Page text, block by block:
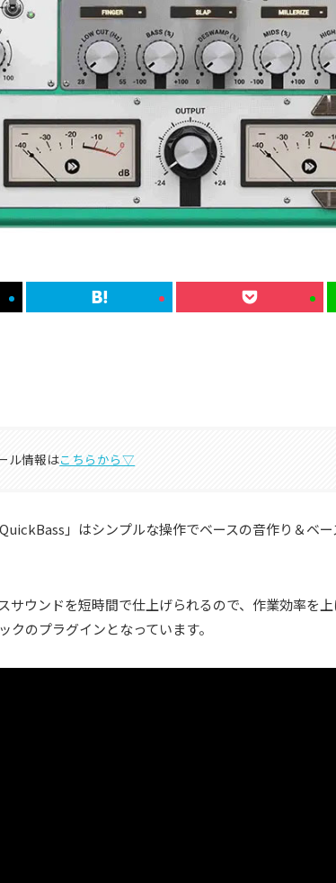
ル情報はこちらから▽
」はシンプルな操作でベースの音作り＆ベ
サウンドを短時間で仕上げられるので、作業効率を
クのプラグインとなっています。